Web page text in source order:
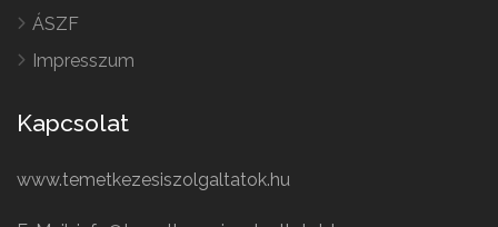
ÁSZF
Impresszum
Kapcsolat
www.temetkezesiszolgaltatok.hu